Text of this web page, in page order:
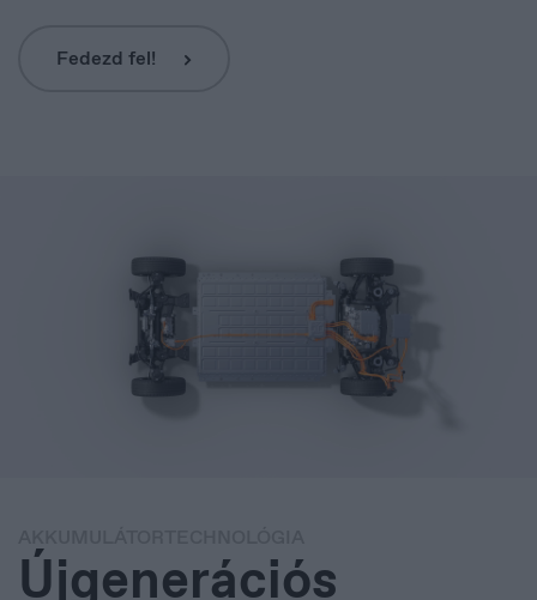
Danmark
Dansk
Fedezd fel!
Újgenerációs